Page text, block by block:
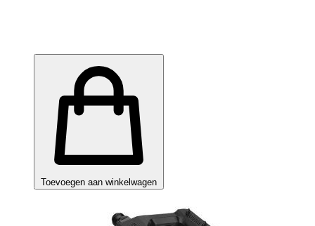
Toevoegen aan winkelwagen